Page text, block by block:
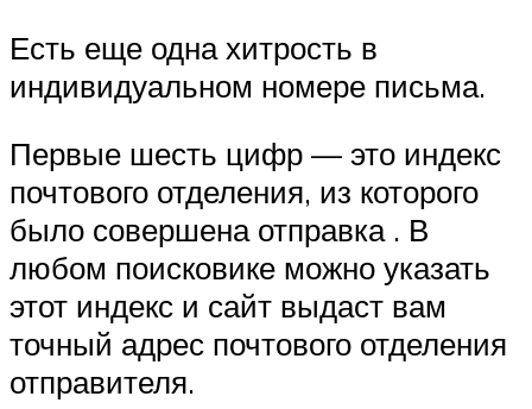
Есть еще одна хитрость в
индивидуальном номере письма.
Первые шесть цифр — это индекс
почтового отделения, из которого
было совершена отправка . В
любом поисковике можно указать
этот индекс и сайт выдаст вам
точный адрес почтового отделения
отправителя.